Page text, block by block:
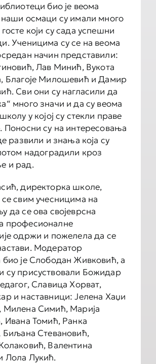
био је веома
осмаци су имали много
који су сада успешни
Ученицима су се на веома
начин представили:
Лав Минић, Вукота
Благоје Милошевић и Дамир
Сви они су нагласили да
много значи и да су веома
у којој су стекли праве
Поносни су на интересовања
развили и знања која су
надоградили кроз
и рад.
директорка школе,
се свим учесницима на
да се ова својеврсна
професионалне
одржи и пожелела да се
Модератор
био је Слободан Живковић, а
су присуствовали Божидар
Славица Хорват,
и наставници: Јелена Хаџи
Милена Симић, Марија
Ивана Томић, Ранка
Биљана Стевановић,
Валентина
Лола Лукић.